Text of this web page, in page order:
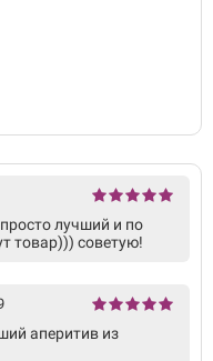
лучший и по
товар))) советую!
аперитив из